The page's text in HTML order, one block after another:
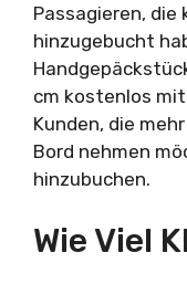
Passagieren, die
hinzugebucht
cm kostenlos
Kunden, die
Bord nehmen
hinzubuchen.
Wie Viel